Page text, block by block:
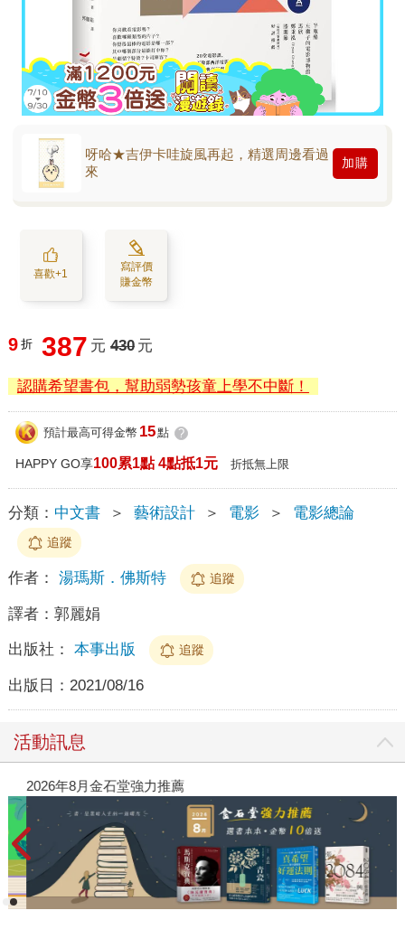
呀哈★吉伊卡哇旋風再起，精選周邊看過
來
加購
喜歡+1
寫評價
賺金幣
9 折 387 元 430 元
認購希望書包，幫助弱勢孩童上學不中斷！
預計最高可得金幣 15點 ?
HAPPY GO享100累1點 4點抵1元 折抵無上限
分類： 中文書 ＞ 藝術設計 ＞ 電影 ＞ 電影總論
追蹤
作者： 湯瑪斯．佛斯特 追蹤
譯者： 郭麗娟
出版社： 本事出版 追蹤
出版日： 2021/08/16
活動訊息
2026年8月金石堂強力推薦